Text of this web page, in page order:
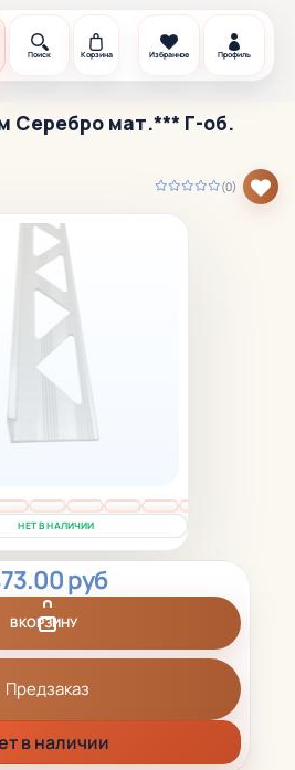
Поиск
Корзина Избранное Профиль
Серебро мат.*** Г-об.
(0)
НЕТ В НАЛИЧИИ
руб
В КОРЗИНУ
Предзаказ
в наличии